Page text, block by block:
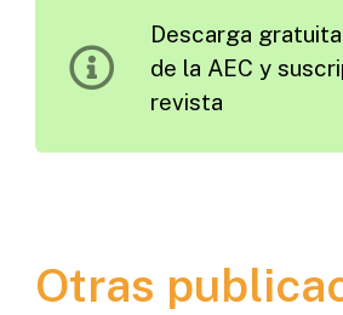
cantidad
Descarga
de la AEC y
revista
Otras